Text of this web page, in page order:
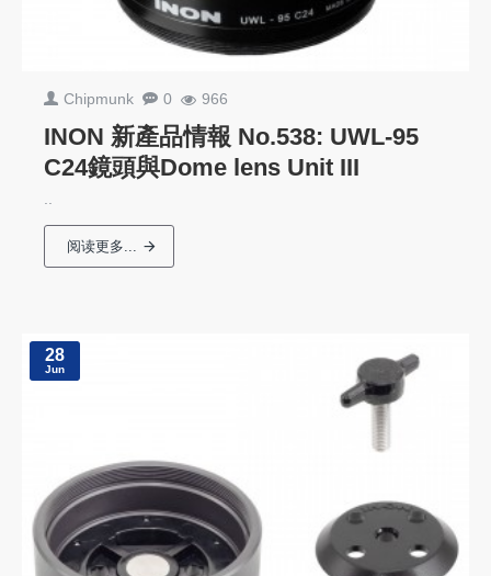
Chipmunk 0 966
INON 新產品情報 No.538: UWL-95
C24鏡頭與Dome lens Unit III
阅读更多...
28
Jun